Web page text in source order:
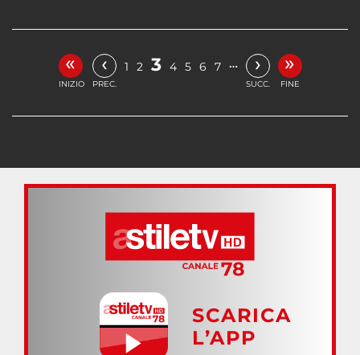
«
INIZIO
‹
PREC.
1 2 3 4 5 6 7 … ›
SUCC.
»
FINE
SCARICA
L’APP